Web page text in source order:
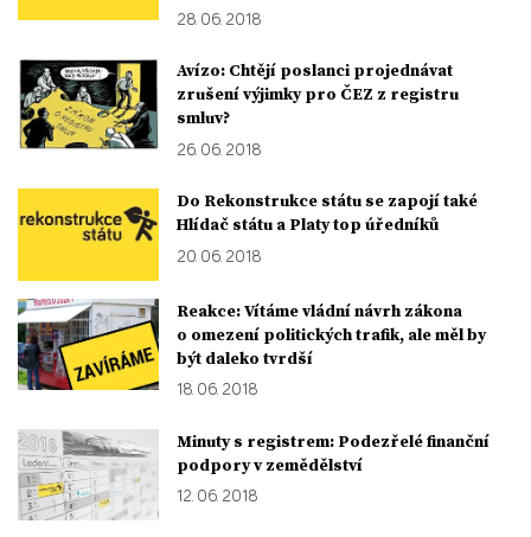
28. 06. 2018
Avízo: Chtějí poslanci projednávat
zrušení výjimky pro ČEZ z registru
smluv?
26. 06. 2018
Do Rekonstrukce státu se zapojí také
Hlídač státu a Platy top úředníků
20. 06. 2018
Reakce: Vítáme vládní návrh zákona
o omezení politických trafik, ale měl by
být daleko tvrdší
18. 06. 2018
Minuty s registrem: Podezřelé finanční
podpory v zemědělství
12. 06. 2018